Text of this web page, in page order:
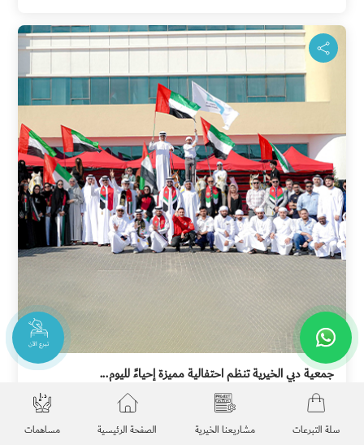
جمعية دبي الخيرية تنظم احتفالية مميزة إحياءً لليوم...
منذ 8 أشهر
03-12-2025
جمعية دبي الخيرية تنظم احتفالية مميزة إحياءً لليوم الوطني ال...
سلة التبرعات مشاريعنا الخيرية الصفحة الرئيسية مساهمات
تبرع الآن